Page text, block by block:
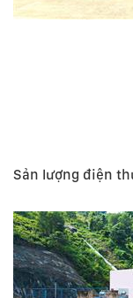
Sản lượng điện